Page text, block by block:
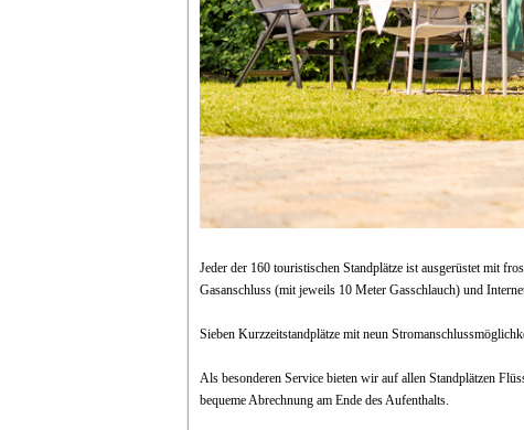
Jeder der 160 touristischen Standplätze ist ausgerüstet mit
Gasanschluss (mit jeweils 10 Meter Gasschlauch) und
Sieben Kurzzeitstandplätze mit neun
Als besonderen Service bieten wir auf allen Standplätzen
bequeme Abrechnung am Ende des Aufenthalts.